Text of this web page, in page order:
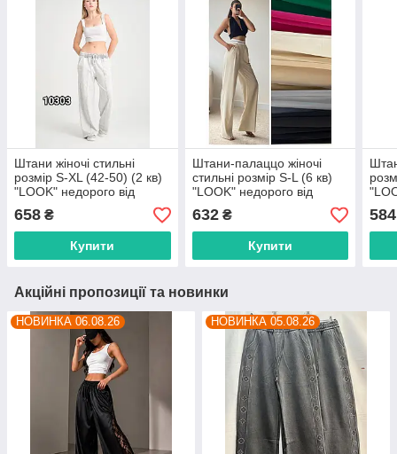
Штани жіночі стильні
розмір S-XL (42-50) (2 кв)
"LOOK" недорого від
прямого постачальника
658 ₴
Купити
Штани-палаццо жіночі
стильні розмір S-L (6 кв)
"LOOK" недорого від
прямого постачальника
632₴
Купити
584
Акційні пропозиції та новинки
НОВИНКА 06.08.26 НОВИНКА 05.08.26